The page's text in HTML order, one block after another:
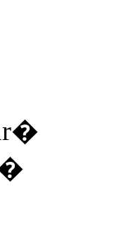
�